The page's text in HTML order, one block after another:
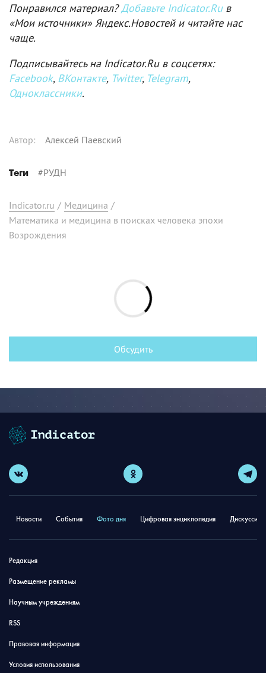
Понравился материал?Добавьте Indicator.Ruв
«Мои источники» Яндекс.Новостей и читайте нас
чаще.
Подписывайтесь на Indicator.Ru в соцсетях:
Facebook, ВКонтакте, Twitter, Telegram,
Одноклассники.
Автор: Алексей Паевский
Теги #РУДН
Indicator.ru / Медицина /
Математика и медицина в поисках человека эпохи
Возрождения
Обсудить
Новости События Фото дня Цифровая энциклопедия
Редакция
Размещение рекламы
Научным учреждениям
RSS
Правовая информация
Условия использования